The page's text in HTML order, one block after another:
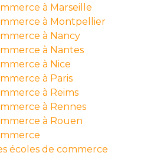
à Marseille
à Montpellier
à Nancy
à Nantes
à Nice
à Paris
à Reims
à Rennes
à Rouen
écoles de commerce